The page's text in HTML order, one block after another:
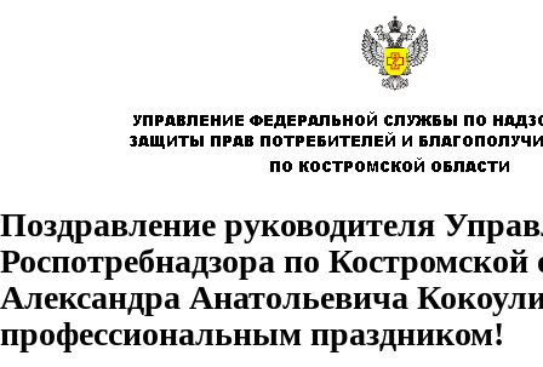
Поздравление руководителя
Роспотребнадзора по Костромской
Александра Анатольевича
профессиональным праздником!